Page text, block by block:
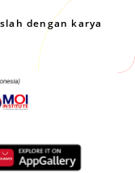
dengan karya